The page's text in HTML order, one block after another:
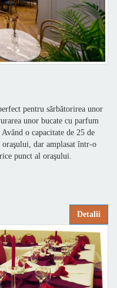
pentru sărbătorirea unor
unor bucate cu parfum
o capacitate de 25 de
dar amplasat într-o
punct al oraşului.
Detalii